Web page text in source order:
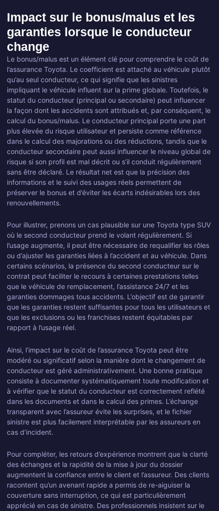
Impact sur le bonus/malus et les
garanties lorsque le conducteur
change
Le bonus/malus est un élément clé pour comprendre le coût de
l’assurance Toyota. Le coefficient est attaché au véhicule plutôt
qu’au seul conducteur, ce qui signifie que les sinistres
impliquant le véhicule influent sur la prime globale. Toutefois, le
statut du conducteur (principal ou secondaire) peut influencer
la façon dont les accidents sont attribués et, par conséquent, le
calcul du bonus/malus. Le conducteur principal porte une part
plus élevée du risque utilisateur et persiste comme référence
dans le calcul des majorations ou des réductions, tandis que le
conducteur secondaire peut aussi influencer le niveau global de
risque si son profil est mal décrit ou s’il conduit régulièrement
sans être déclaré. Le résultat net est que la précision des
informations et le suivi des usages réels permettent de
préserver le bonus et d’éviter les écarts indésirables lors des
renouvellements.
Pour illustrer, prenons un cas plausible sur une Toyota type SUV
où le second conducteur prend le volant régulièrement. Si
l’usage augmente, il peut être nécessaire de requalifier les rôles
ou d’ajuster les garanties liées à l’accident et au véhicule. Dans
certains scénarios, la présence du second conducteur sur le
contrat peut faciliter le recours à certaines prestations telles
que le véhicule de remplacement, l’assistance 24/7 et les
garanties dommages tous accidents. L’objectif est de garantir
que les garanties restent suffisantes pour tous les utilisateurs et
que les exclusions ou les franchises restent équitables par
rapport à l’usage réel.
Ainsi, l’impact sur le coût de l’assurance Toyota peut être
modéré ou significatif selon la manière dont le changement de
conducteur est géré administrativement. Une bonne pratique
consiste à documenter systématiquement toute modification et
à vérifier que le statut du conducteur est correctement reflété
dans les documents et dans le calcul des primes. L’échange
transparent avec l’assureur évite les surprises, et le fichier
sinistre est plus facilement interprétable par les assureurs en
cas d’incident.
Pour compléter, les retours d’expérience montrent que la clarté
des échanges et la rapidité de la mise à jour du dossier
augmentent la confiance entre le client et l’assureur. Des clients
racontent qu’un avenant rapide a permis de re-aiguiser la
couverture sans interruption, ce qui est particulièrement
apprécié en cas de sinistre. Des professionnels insistent sur le